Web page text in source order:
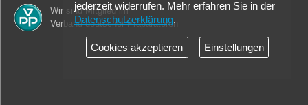
Wir sind Mitglied im
Verband deutscher Präparatoren
jederzeit widerrufen. Mehr erfahren Sie in der
Datenschutzerklärung.
Cookies akzeptieren Einstellungen